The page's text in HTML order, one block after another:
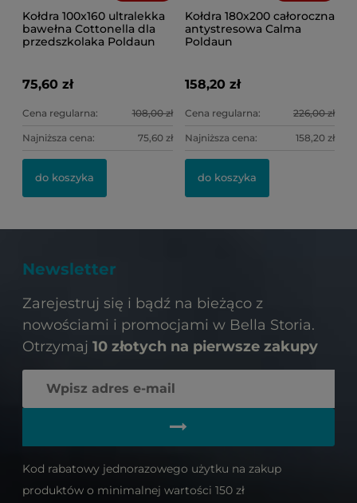
Kołdra 100x160 ultralekka
bawełna Cottonella dla
przedszkolaka Poldaun
75,60 zł
Cena regularna: 108,00 zł
Najniższa cena: 75,60 zł
do koszyka
Kołdra 180x200 całoroczna
antystresowa Calma
Poldaun
158,20 zł
Cena regularna: 226,00 zł
Najniższa cena: 158,20 zł
do koszyka
Newsletter
Zarejestruj się i bądź na bieżąco z
nowościami i promocjami w Bella Storia.
Otrzymaj 10 złotych na pierwsze zakupy
Kod rabatowy jednorazowego użytku na zakup
produktów o minimalnej wartości 150 zł